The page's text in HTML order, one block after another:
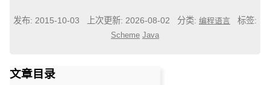
发布: 2015-10-03 上次更新: 2026-08-02 分类: 编程语言 标签:
Scheme Java
文章目录